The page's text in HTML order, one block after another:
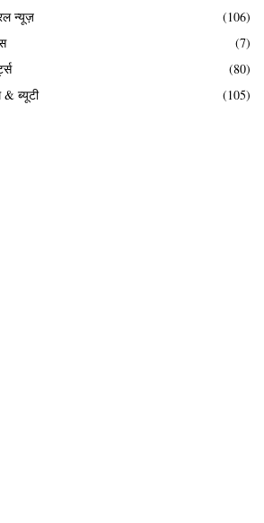
न्यूज़
(106)
(7)
(80)
ब्यूटी
(105)